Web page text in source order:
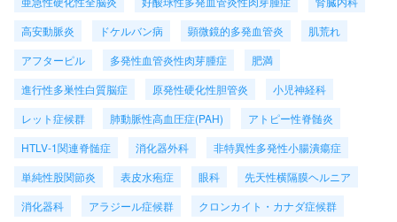
高安動脈炎
ドケルバン病 顕微鏡的多発血管炎
肌荒れ
アフターピル
多発性血管炎性肉芽腫症
肥満
進行性多巣性白質脳症
原発性硬化性胆管炎
小児神経科
レット症候群
肺動脈性高血圧症(PAH)
アトピー性脊髄炎
HTLV-1関連脊髄症
消化器外科
非特異性多発性小腸潰瘍症
単純性股関節炎
表皮水疱症 眼科
先天性横隔膜ヘルニア
消化器科
アラジール症候群
クロンカイト・カナダ症候群